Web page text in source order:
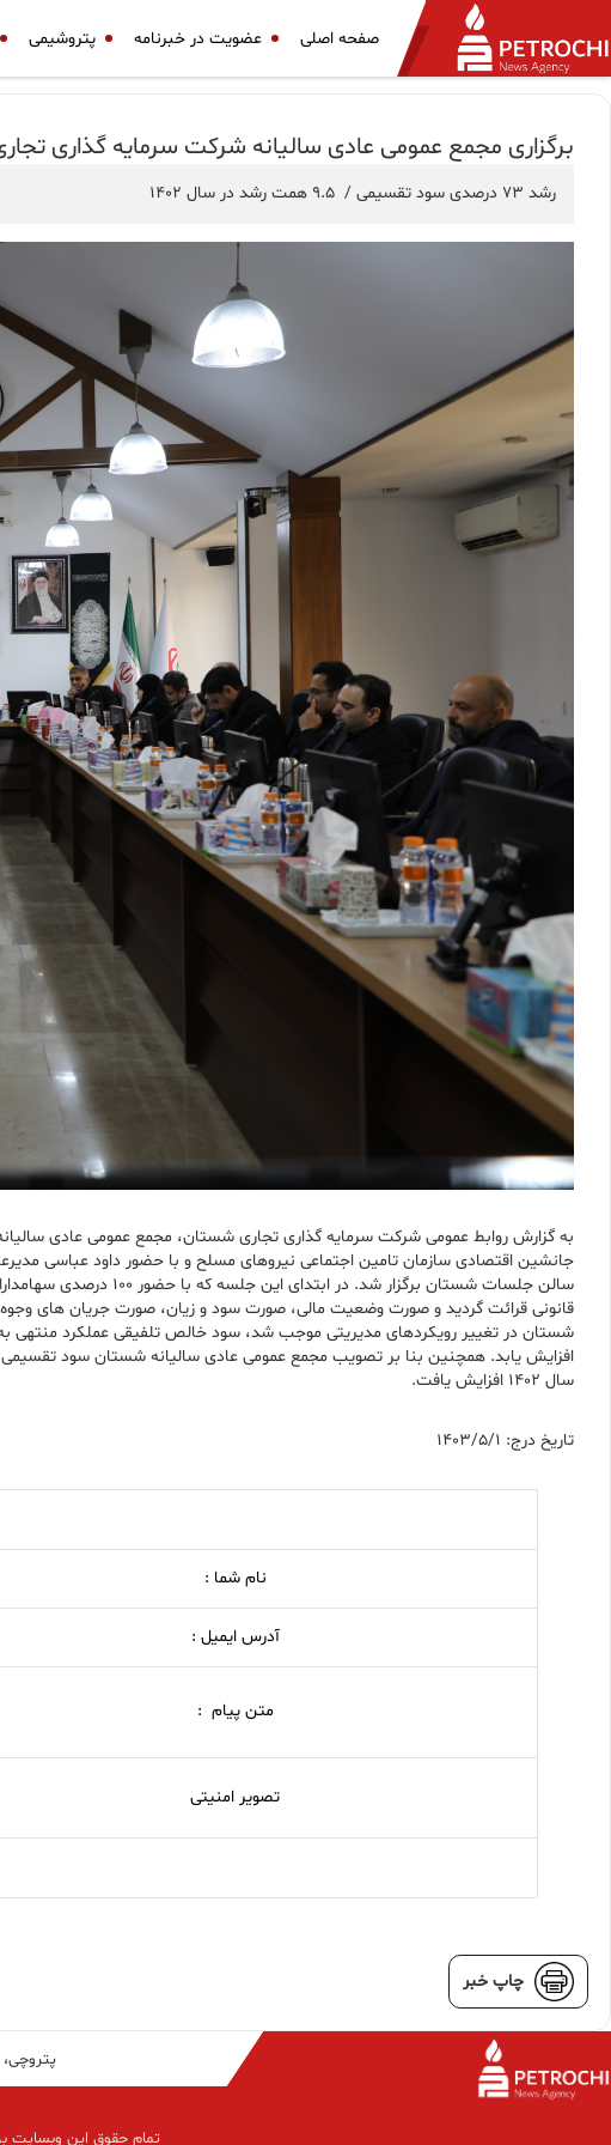
صفحه اصلی عضویت در خبرنامه پتروشیمی
برگزاری مجمع عمومی عادی سالیانه شرکت سرمایه گذاری
رشد ۷۳ درصدی سود تقسیمی / ۹.۵ همت رشد در سال ۱۴۰۲
جانشین اقتصادی سازمان تامین اجتماعی نیروهای مسلح و با حضور داود عباسی
سالن جلسات شستان
قانونی قرائت گردید و صورت وضعیت مالی، صورت سود و زیان، صورت جریان های
سال ۱۴۰۲ افزایش یافت.
تاریخ درج: 1403/5/1
نام شما :
آدرس ایمیل :
متن پیام :
تصویر امنیتی
چاپ خبر
تمام حقوق این وبسایت